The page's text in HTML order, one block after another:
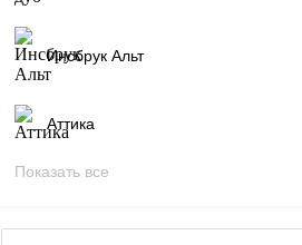
Инсбрук Альт
Аттика
Показать все